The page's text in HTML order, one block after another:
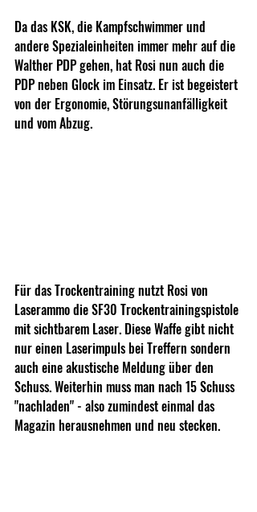
Da das KSK, die Kampfschwimmer und
andere Spezialeinheiten immer mehr auf die
Walther PDP gehen, hat Rosi nun auch die
PDP neben Glock im Einsatz. Er ist begeistert
von der Ergonomie, Störungsunanfälligkeit
und vom Abzug.
Für das Trockentraining nutzt Rosi von
Laserammo die SF30 Trockentrainingspistole
mit sichtbarem Laser. Diese Waffe gibt nicht
nur einen Laserimpuls bei Treffern sondern
auch eine akustische Meldung über den
Schuss. Weiterhin muss man nach 15 Schuss
"nachladen" - also zumindest einmal das
Magazin herausnehmen und neu stecken.